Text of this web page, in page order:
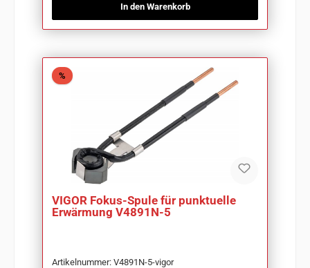
In den Warenkorb
%Rabatt
VIGOR Fokus-Spule für punktuelle
Erwärmung V4891N-5
Artikelnummer: V4891N-5-vigor